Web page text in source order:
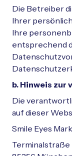
Die Betreiber
Ihrer
Ihre
entsprechend
b. Hinweis
Die
auf dieser
Smile Eyes
Terminalstraße